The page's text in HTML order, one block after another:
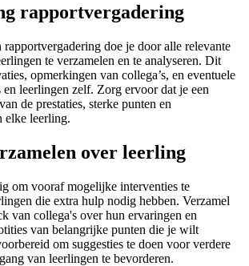
rapportvergadering
rapportvergadering doe je door alle relevante
te verzamelen en te analyseren. Dit
opmerkingen van collega’s, en eventuele
en leerlingen zelf. Zorg ervoor dat je een
de prestaties, sterke punten en
elke leerling.
over leerling
om vooraf mogelijke interventies te
die extra hulp nodig hebben. Verzamel
van collega's over hun ervaringen en
van belangrijke punten die je wilt
om suggesties te doen voor verdere
van leerlingen te bevorderen.